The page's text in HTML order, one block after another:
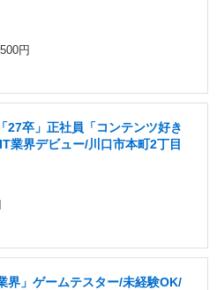
円
27卒」正社員「コンテンツ好き
業界デビュー/川口市本町2丁目
界」ゲームテスター/未経験OK/